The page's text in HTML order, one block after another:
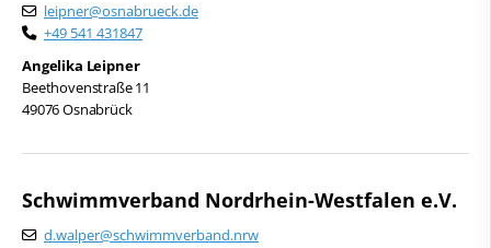
leipner@osnabrueck.de
+49 541 431847
Angelika Leipner
Beethovenstraße 11
49076 Osnabrück
Schwimmverband Nordrhein-Westfalen e.V.
d.walper@schwimmverband.nrw